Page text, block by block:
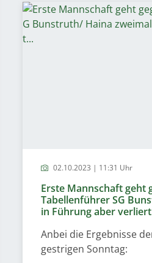
02.10.2023 | 11:31 Uhr
Erste Mannschaft geht
Tabellenführer SG
in Führung aber
Anbei die Ergebnisse
gestrigen Sonntag: